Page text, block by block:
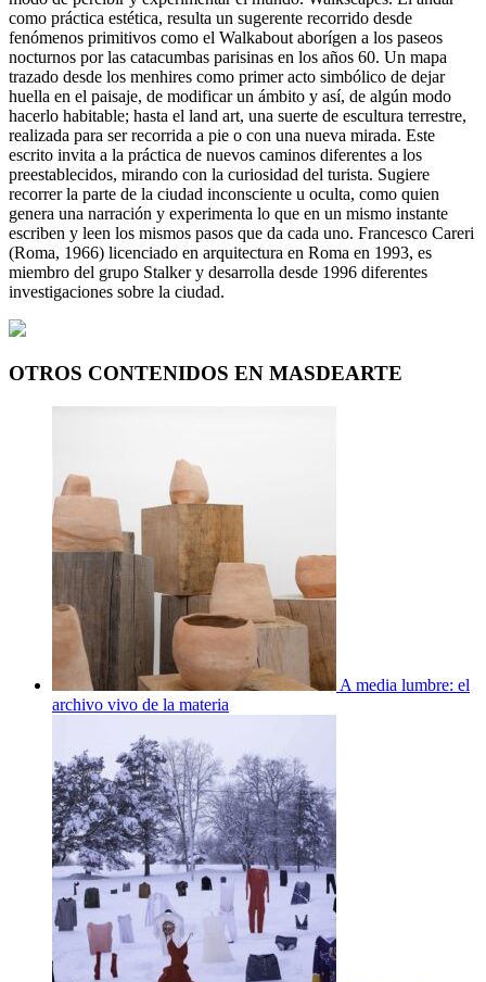
como práctica estética, resulta un sugerente recorrido desde
fenómenos primitivos como el Walkabout aborígen a los paseos
nocturnos por las catacumbas parisinas en los años 60. Un mapa
trazado desde los menhires como primer acto simbólico de dejar
huella en el paisaje, de modificar un ámbito y así, de algún modo
hacerlo habitable; hasta el land art, una suerte de escultura terrestre,
realizada para ser recorrida a pie o con una nueva mirada. Este
escrito invita a la práctica de nuevos caminos diferentes a los
preestablecidos, mirando con la curiosidad del turista. Sugiere
recorrer la parte de la ciudad inconsciente u oculta, como quien
genera una narración y experimenta lo que en un mismo instante
escriben y leen los mismos pasos que da cada uno. Francesco Careri
(Roma, 1966) licenciado en arquitectura en Roma en 1993, es
miembro del grupo Stalker y desarrolla desde 1996 diferentes
investigaciones sobre la ciudad.
OTROS CONTENIDOS EN MASDEARTE
A media lumbre: el
archivo vivo de la materia